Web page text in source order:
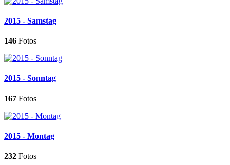
2015 - Samstag
146 Fotos
2015 - Sonntag
167 Fotos
2015 - Montag
232 Fotos